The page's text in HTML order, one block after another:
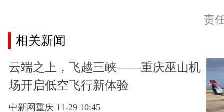
责
相关新闻
云端之上，飞越三峡——重庆巫山机
场开启低空飞行新体验
中新网重庆 11-29 10:45